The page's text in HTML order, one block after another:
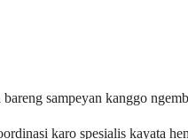
sampeyan kanggo
karo spesialis kayata